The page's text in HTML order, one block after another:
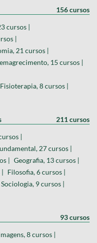
156 cursos
cursos |
|
21 cursos |
15 cursos |
Fisioterapia, 8 cursos |
211 cursos
|
27 cursos |
| Geografia, 13 cursos |
| Filosofia, 6 cursos |
Sociologia, 9 cursos |
93 cursos
8 cursos |